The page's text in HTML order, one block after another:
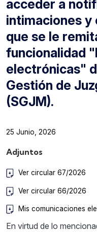
acceder a
intimaciones
que se le
funcionalidad
electrónicas"
Gestión de
(SGJM).
25 Junio, 2026
Adjuntos
Ver circular 67/2026
Ver circular 66/2026
Mis comunicaciones
En virtud de lo